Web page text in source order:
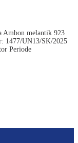
melantik 923
1477/UN13/SK/2025
Periode